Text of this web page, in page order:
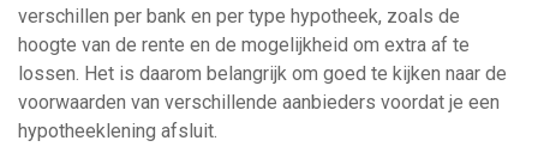
verschillen per bank en per type hypotheek, zoals de
hoogte van de rente en de mogelijkheid om extra af te
lossen. Het is daarom belangrijk om goed te kijken naar de
voorwaarden van verschillende aanbieders voordat je een
hypotheeklening afsluit.